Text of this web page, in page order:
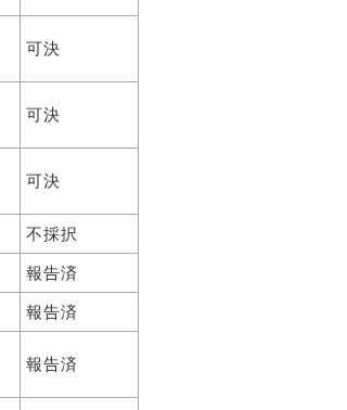
可決
可決
可決
不採択
報告済
報告済
報告済